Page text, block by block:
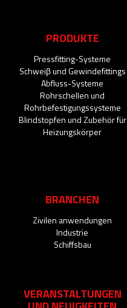
PRODUKTE
Pressfitting-Systeme
Schweiβ und Gewindefittings
Abfluss-Systeme
Rohrschellen und
Rohrbefestigungssysteme
Blindstopfen und Zubehör für
Heizungskörper
BRANCHEN
Zivilen anwendungen
Industrie
Schiffsbau
VERANSTALTUNGEN